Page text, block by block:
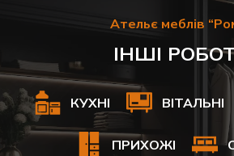
Ательє меблів
ІНШІ
КУХНІ ВІТАЛЬНІ
ПРИХОЖІ